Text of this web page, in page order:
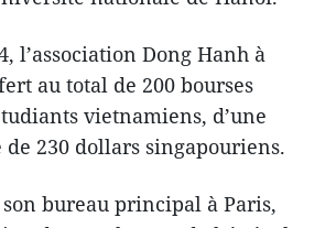
l’association Dong Hanh à
au total de 200 bourses
vietnamiens, d’une
230 dollars singapouriens.
son bureau principal à Paris,